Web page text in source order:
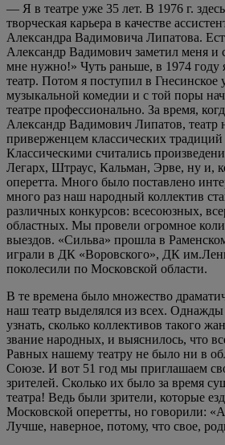
— Я в театре уже 35 лет. В 1976 г.
творческая карьера в качестве
Александра Вадимовича Липатова.
Александр Вадимович заметил меня и
мне нужно!» Чуть раньше, в 1974 году
театр. Потом я поступил в Гнесинское
музыкальной комедии и с той поры
театре профессионально. За время,
Александр Вадимович Липатов, театр
приверженцем классических традиций
Классическими считались
Легарх, Штраус, Кальман, Эрве, ну и,
оперетта. Много было поставлено
много раз наш народный коллектив
различных конкурсов: всесоюзных,
областных. Мы провели огромное
выездов. «Сильва» прошла в
играли в ДК «Воровского», ДК
поколесили по Московской области.
В те времена было множество
наш театр выделялся из всех.
узнать, сколько коллективов такого
звание народных, и выяснилось, что
Равных нашему театру не было ни в
Союзе. И вот 51 год мы приглашаем
зрителей. Сколько их было за время
театра! Ведь были зрители, которые
Московской оперетты, но говорили:
Лучше, наверное, потому, что свое,